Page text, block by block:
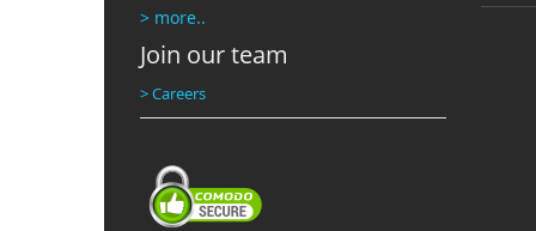
> more..
Join our team
> Careers